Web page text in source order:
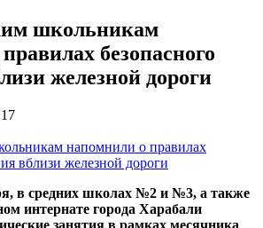
школьникам
безопасного
железной дороги
в средних школах №2 и №3, а также
интернате города Харабали
занятия в рамках месячника